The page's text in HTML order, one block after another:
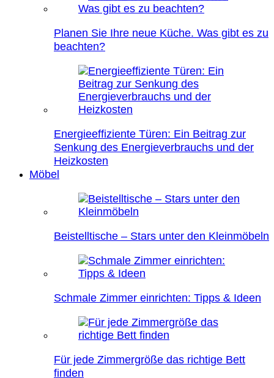
Planen Sie Ihre neue Küche. Was gibt es zu
beachten?
Energieeffiziente Türen: Ein Beitrag zur
Senkung des Energieverbrauchs und der
Heizkosten
Möbel
Beistelltische – Stars unter den Kleinmöbeln
Schmale Zimmer einrichten: Tipps & Ideen
Für jede Zimmergröße das richtige Bett
finden